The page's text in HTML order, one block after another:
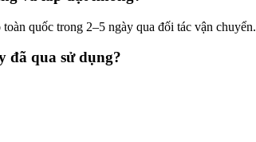
quốc trong 2–5 ngày qua đối tác vận chuyển.
đã qua sử dụng?